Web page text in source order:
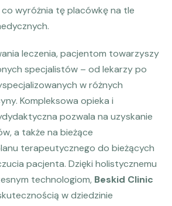
wyróżnia tę placówkę na tle
leczenia, pacjentom towarzyszy
specjalistów – od lekarzy po
w różnych
Kompleksowa opieka i
pozwala na uzyskanie
a także na bieżące
terapeutycznego do bieżących
pacjenta. Dzięki holistycznemu
technologiom, Beskid Clinic
w dziedzinie